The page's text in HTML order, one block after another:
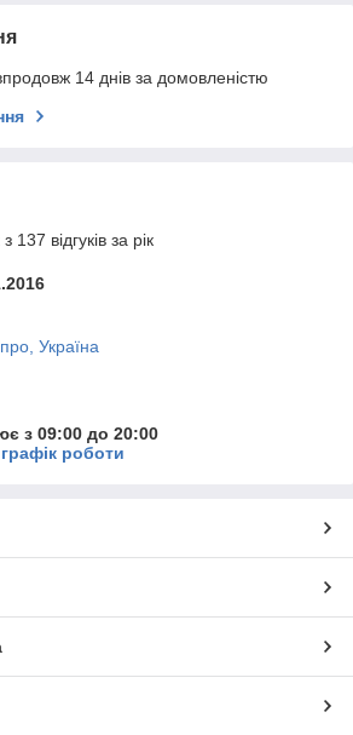
14 днів за домовленістю
137 відгуків за рік
Україна
з 09:00 до 20:00
роботи